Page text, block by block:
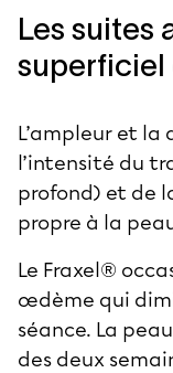
Les suites
superficiel
L’ampleur et la
l’intensité du
profond) et de
propre à la
Le Fraxel®
œdème qui
séance. La
des deux